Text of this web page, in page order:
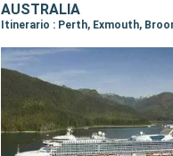
AUSTRALIA
Itinerario : Perth, Exmouth,